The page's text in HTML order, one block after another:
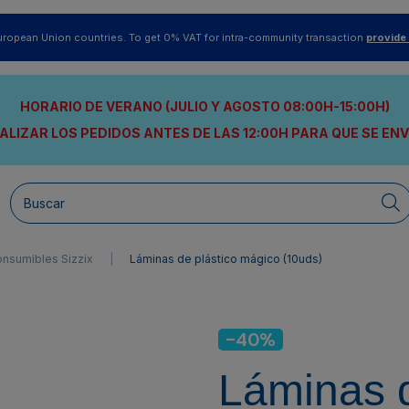
Union countries. To get 0% VAT for intra-community transaction provide
HORARIO DE VERANO (JULIO Y AGOSTO 08:00H-15:00H)
LOS PEDIDOS ANTES DE LAS 12:00H PARA QUE SE
Sizzix Láminas de plástico mágico (10uds)
-40%
Láminas